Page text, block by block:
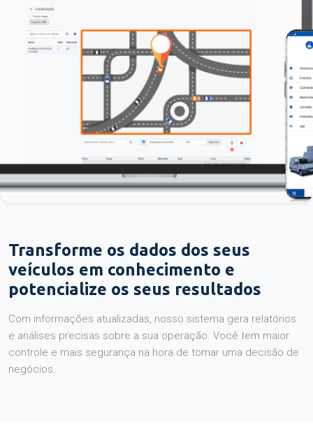
Transforme os dados dos seus
veículos em conhecimento e
potencialize os seus resultados
Com informações atualizadas, nosso sistema gera relatórios
e análises precisas sobre a sua operação. Você tem maior
controle e mais segurança na hora de tomar uma decisão de
negócios.